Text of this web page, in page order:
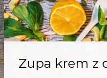
Zupa krem z